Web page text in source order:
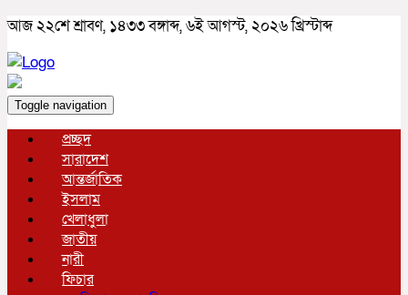
আজ ২২শে শ্রাবণ, ১৪৩৩ বঙ্গাব্দ, ৬ই আগস্ট, ২০২৬ খ্রিস্টাব্দ
Toggle navigation
প্রচ্ছদ
সারাদেশ
আন্তর্জাতিক
ইসলাম
খেলাধুলা
জাতীয়
নারী
ফিচার